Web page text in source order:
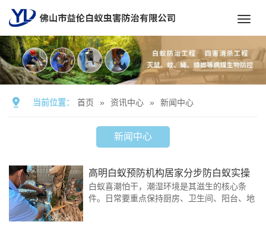
当前位置： 首页 » 资讯中心 » 新闻中心
新闻中心
高明白蚁预防机构居家分步防白蚁实操
指南
白蚁喜潮怕干，潮湿环境是其滋生的核心条
件。日常要重点保持厨房、卫生间、阳台、地